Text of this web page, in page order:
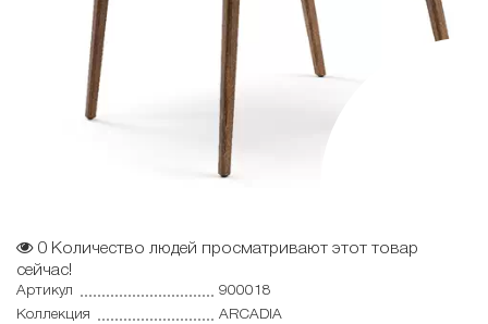
0 Количество людей просматривают этот товар
сейчас!
Артикул
900018
Коллекция
ARCADIA